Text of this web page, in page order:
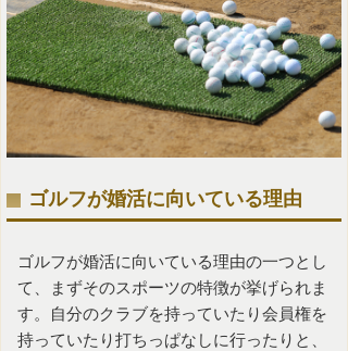
ゴルフが婚活に向いている理由
ゴルフが婚活に向いている理由の一つとし
て、まずそのスポーツの特徴が挙げられま
す。自分のクラブを持っていたり会員権を
持っていたり打ちっぱなしに行ったりと、